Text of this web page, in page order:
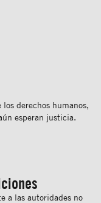
derechos humanos,
esperan justicia.
a las autoridades no